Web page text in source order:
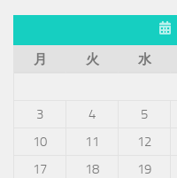
月
火 水
3
4 5
10
11 12
17
18 19